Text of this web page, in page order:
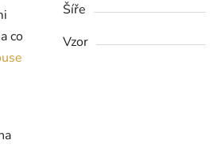
co
Šíře
Vzor